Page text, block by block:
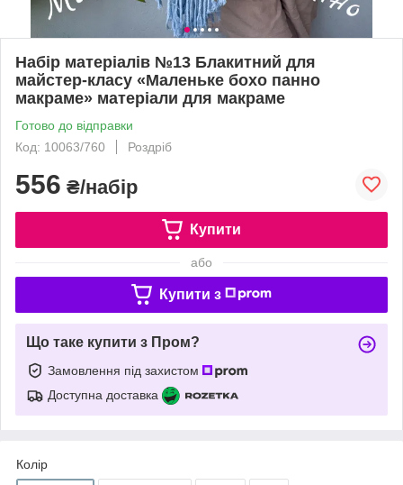
Набір матеріалів №13 Блакитний для
майстер-класу «Маленьке бохо панно
макраме» матеріали для макраме
Готово до відправки
Код: 10063/760
Роздріб
556 ₴/набір
Купити
або
Купити з
Що таке купити з Пром?
Замовлення під захистом
Доступна доставка
Колір